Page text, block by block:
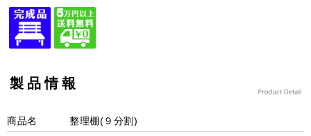
製品情報
商品名
整理棚(９分割)